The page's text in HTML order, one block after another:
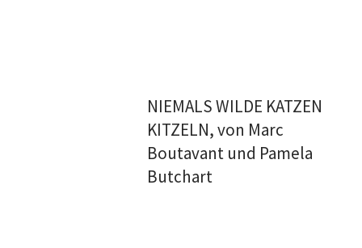
NIEMALS WILDE KATZEN
KITZELN, von Marc
Boutavant und Pamela
Butchart